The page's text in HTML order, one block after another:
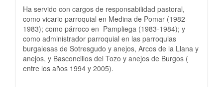
Ha servido con cargos de responsabilidad pastoral,
como vicario parroquial en Medina de Pomar (1982-
1983); como párroco en Pampliega (1983-1984); y
como administrador parroquial en las parroquias
burgalesas de Sotresgudo y anejos, Arcos de la Llana y
anejos, y Basconcillos del Tozo y anejos de Burgos (
entre los años 1994 y 2005).